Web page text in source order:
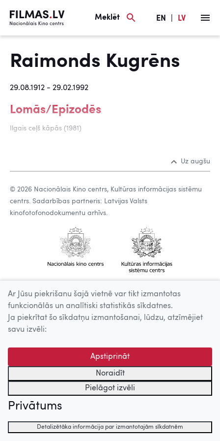
Meklēt EN LV
Raimonds Kugrēns
29.08.1912 - 29.02.1992
Lomās/Epizodēs
Ilgais ceļš kāpās (1981)
Uz augšu
© 2026 Nacionālais Kino centrs, Kultūras informācijas sistēmu
centrs. Sadarbības partneris: Latvijas Valsts
kinofotofonodokumentu arhīvs.
Ar Jūsu piekrišanu šajā vietnē var tikt izmantotas
funkcionālās un analītiski statistikās sīkdatnes.
Ja piekrītat šo sīkdatņu izmantošanai, lūdzu, atzīmējiet
savu izvēli:
Apstiprināt
Noraidīt
Pielāgot izvēli
Privātums
Detalizētāka informācija par izmantotajām sīkdatnēm